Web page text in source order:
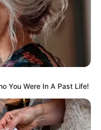
You Were In A Past Life!